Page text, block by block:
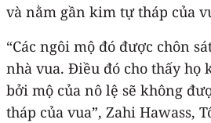
và nằm gần kim tự tháp của
“Các ngôi mộ đó được chôn
nhà vua. Điều đó cho thấy họ
bởi mộ của nô lệ sẽ không
tháp của vua”, Zahi Hawass,